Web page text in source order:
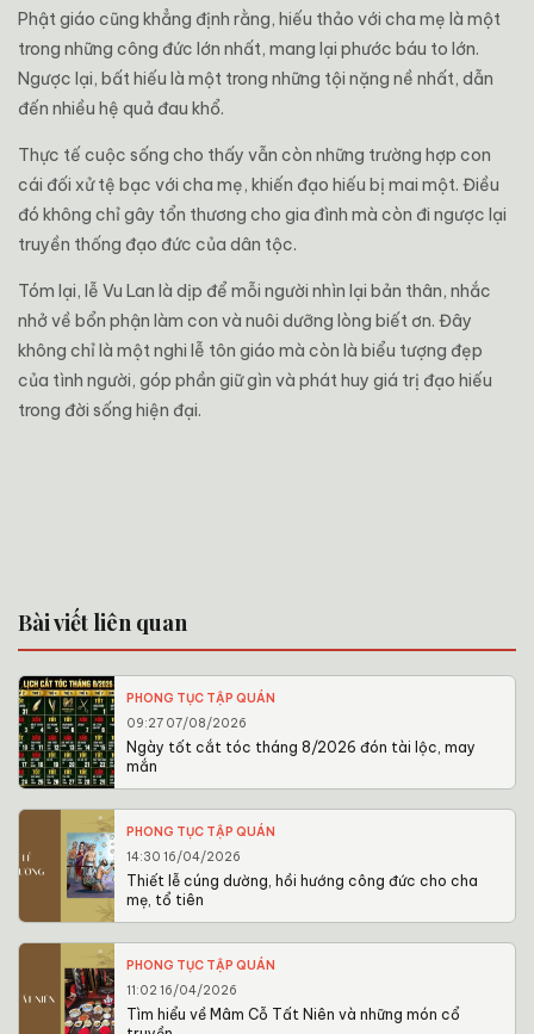
Phật giáo cũng khẳng định rằng, hiếu thảo với cha mẹ là một
trong những công đức lớn nhất, mang lại phước báu to lớn.
Ngược lại, bất hiếu là một trong những tội nặng nề nhất, dẫn
đến nhiều hệ quả đau khổ.
Thực tế cuộc sống cho thấy vẫn còn những trường hợp con
cái đối xử tệ bạc với cha mẹ, khiến đạo hiếu bị mai một. Điều
đó không chỉ gây tổn thương cho gia đình mà còn đi ngược lại
truyền thống đạo đức của dân tộc.
Tóm lại, lễ Vu Lan là dịp để mỗi người nhìn lại bản thân, nhắc
nhở về bổn phận làm con và nuôi dưỡng lòng biết ơn. Đây
không chỉ là một nghi lễ tôn giáo mà còn là biểu tượng đẹp
của tình người, góp phần giữ gìn và phát huy giá trị đạo hiếu
trong đời sống hiện đại.
Bài viết liên quan
PHONG TỤC TẬP QUÁN
09:27 07/08/2026
Ngày tốt cắt tóc tháng 8/2026 đón tài lộc, may
mắn
PHONG TỤC TẬP QUÁN
14:30 16/04/2026
Thiết lễ cúng dường, hồi hướng công đức cho cha
mẹ, tổ tiên
PHONG TỤC TẬP QUÁN
11:02 16/04/2026
Tìm hiểu về Mâm Cỗ Tất Niên và những món cổ